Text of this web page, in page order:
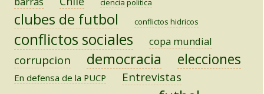
ciencia politica
clubes de futbol conflictos hidricos
conflictos sociales copa mundial
corrupcion democracia elecciones
En defensa de la PUCP Entrevistas